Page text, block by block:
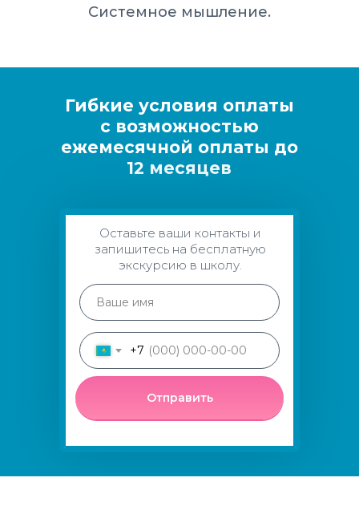
Системное мышление.
Гибкие условия оплаты
с возможностью
ежемесячной оплаты до
12 месяцев
Оставьте ваши контакты и
запишитесь на бесплатную
экскурсию в школу.
Отправить
+7